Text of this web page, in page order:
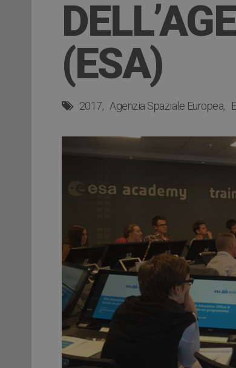
(ESA)
2017 Agenzia Spaziale Europea